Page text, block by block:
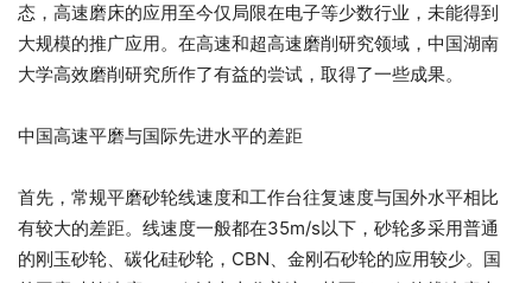
态，高速磨床的应用至今仅局限在电子等少数行业，未能得到
大规模的推广应用。在高速和超高速磨削研究领域，中国湖南
大学高效磨削研究所作了有益的尝试，取得了一些成果。
中国高速平磨与国际先进水平的差距
首先，常规平磨砂轮线速度和工作台往复速度与国外水平相比
有较大的差距。线速度一般都在35m/s以下，砂轮多采用普通
的刚玉砂轮、碳化硅砂轮，CBN、金刚石砂轮的应用较少。国